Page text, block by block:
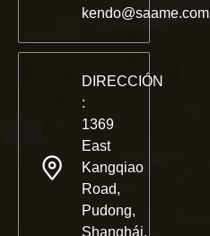
kendo@saame.com
DIRECCIÓN
:
1369
East
Kangqiao
Road,
Pudong,
Shanghái,